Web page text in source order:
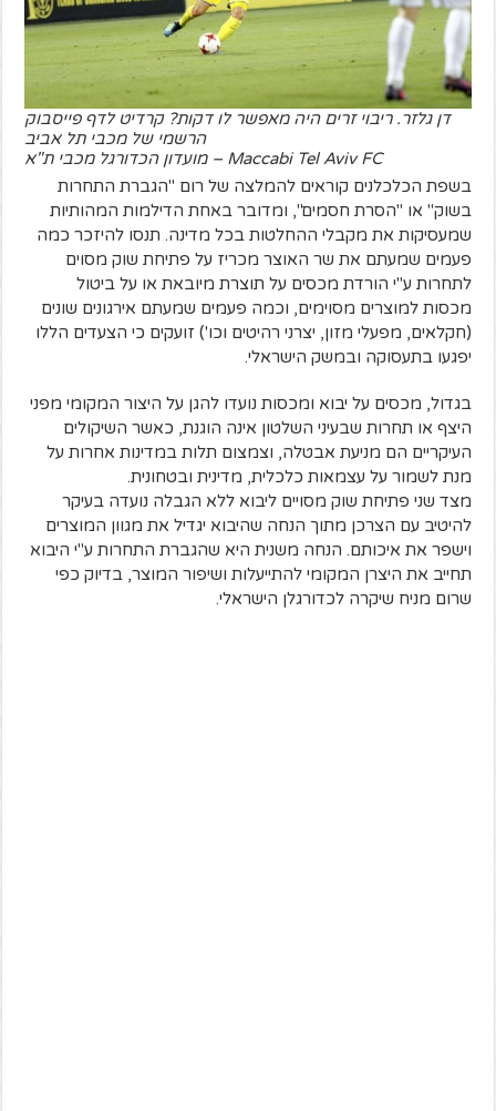
דן גלזר. ריבוי זרים היה מאפשר לו דקות? קרדיט לדף פייסבוק
הרשמי של מכבי תל אביב
Maccabi Tel Aviv FC – מועדון הכדורגל מכבי ת"א
בשפת הכלכלנים קוראים להמלצה של רום "הגברת התחרות
בשוק" או "הסרת חסמים", ומדובר באחת הדילמות המהותיות
שמעסיקות את מקבלי ההחלטות בכל מדינה. תנסו להיזכר כמה
פעמים שמעתם את שר האוצר מכריז על פתיחת שוק מסוים
לתחרות ע"י הורדת מכסים על תוצרת מיובאת או על ביטול
מכסות למוצרים מסוימים, וכמה פעמים שמעתם אירגונים שונים
(חקלאים, מפעלי מזון, יצרני רהיטים וכו') זועקים כי הצעדים הללו
יפגעו בתעסוקה ובמשק הישראלי.
בגדול, מכסים על יבוא ומכסות נועדו להגן על היצור המקומי מפני
היצף או תחרות שבעיני השלטון אינה הוגנת, כאשר השיקולים
העיקריים הם מניעת אבטלה, וצמצום תלות במדינות אחרות על
מנת לשמור על עצמאות כלכלית, מדינית ובטחונית.
מצד שני פתיחת שוק מסויים ליבוא ללא הגבלה נועדה בעיקר
להיטיב עם הצרכן מתוך הנחה שהיבוא יגדיל את מגוון המוצרים
וישפר את איכותם. הנחה משנית היא שהגברת התחרות ע"י היבוא
תחייב את היצרן המקומי להתייעלות ושיפור המוצר, בדיוק כפי
שרום מניח שיקרה לכדורגלן הישראלי.